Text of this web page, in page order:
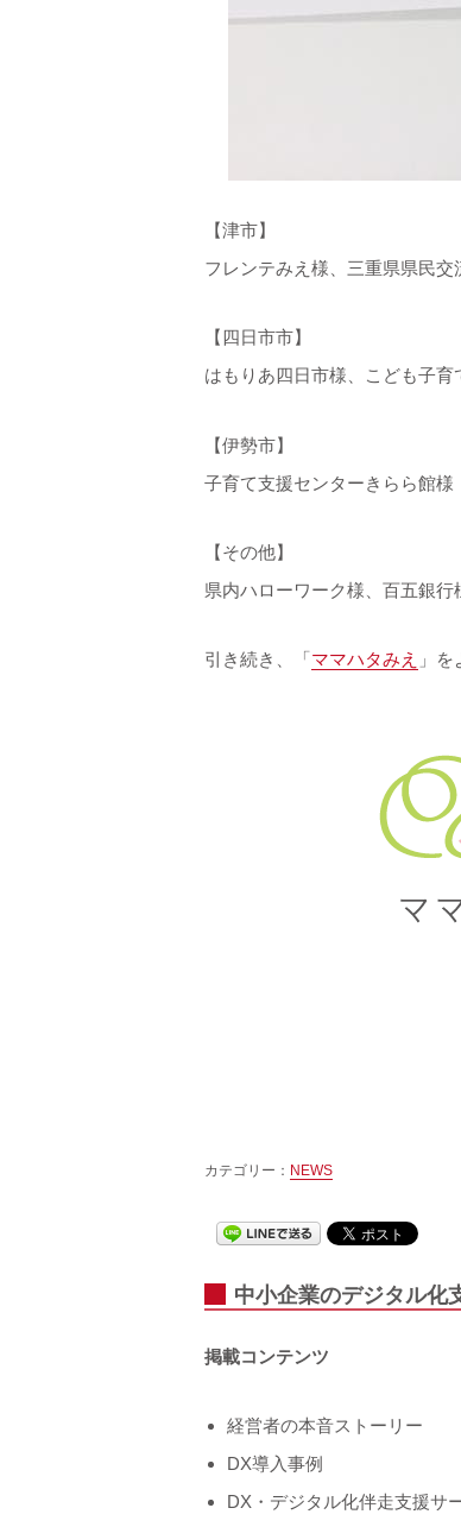
【津市】
フレンテみえ様、三重県県民
【四日市市】
はもりあ四日市様、こども子
【伊勢市】
子育て支援センターきらら館様
【その他】
県内ハローワーク様、百五銀
引き続き、「ママハタみえ 」
カテゴリー： NEWS
中小企業のデジタル化
掲載コンテンツ
経営者の本音ストーリー
DX導入事例
DX・デジタル化伴走支援サ